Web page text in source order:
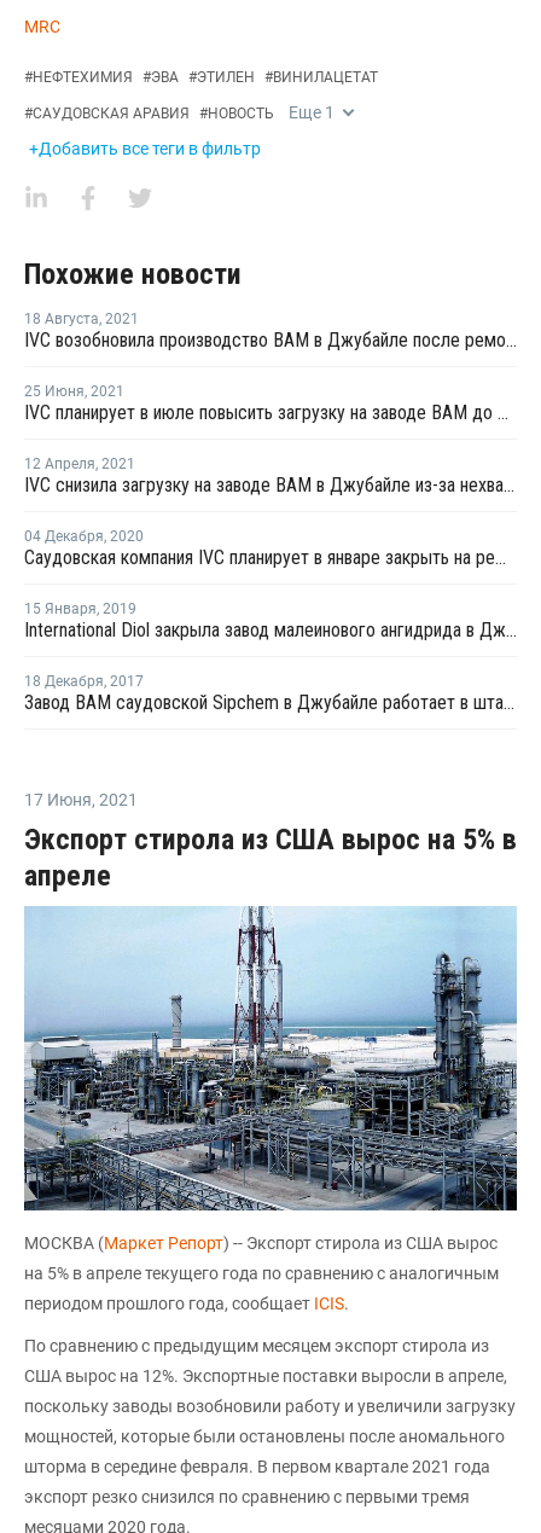
MRC
#НЕФТЕХИМИЯ #ЭВА #ЭТИЛЕН #ВИНИЛАЦЕТАТ
#САУДОВСКАЯ АРАВИЯ #НОВОСТЬ Еще 1
+Добавить все теги в фильтр
Похожие новости
18 Августа, 2021
IVC возобновила производство ВАМ в Джубайле после ремонта
25 Июня, 2021
IVC планирует в июле повысить загрузку на заводе ВАМ до 100%
12 Апреля, 2021
IVC снизила загрузку на заводе ВАМ в Джубайле из-за нехватки сырья
04 Декабря, 2020
Саудовская компания IVC планирует в январе закрыть на ремонт завод ВАМ в Джубайле
15 Января, 2019
International Diol закрыла завод малеинового ангидрида в Джубайле на плановый ремонт
18 Декабря, 2017
Завод ВАМ саудовской Sipchem в Джубайле работает в штатном режиме после перезапуска
17 Июня, 2021
Экспорт стирола из США вырос на 5% в
апреле
МОСКВА (Маркет Репорт) -- Экспорт стирола из США вырос
на 5% в апреле текущего года по сравнению с аналогичным
периодом прошлого года, сообщает ICIS.
По сравнению с предыдущим месяцем экспорт стирола из
США вырос на 12%. Экспортные поставки выросли в апреле,
поскольку заводы возобновили работу и увеличили загрузку
мощностей, которые были остановлены после аномального
шторма в середине февраля. В первом квартале 2021 года
экспорт резко снизился по сравнению с первыми тремя
месяцами 2020 года.